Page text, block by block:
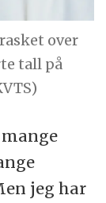
over
tall på
jeg har